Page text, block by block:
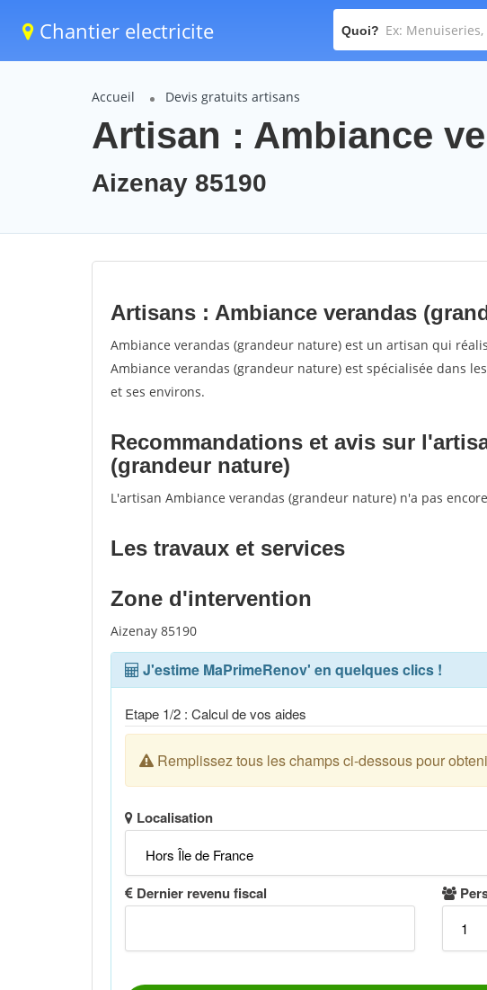
Chantier electricite Quoi?
Accueil Devis gratuits artisans
Artisan : Ambiance
Aizenay 85190
Artisans : Ambiance verandas
Ambiance verandas (grandeur nature) est un artisan qui
Ambiance verandas (grandeur nature) est spécialisée dans
et ses environs.
Recommandations et avis sur
(grandeur nature)
L'artisan Ambiance verandas (grandeur nature) n'a pas
Les travaux et services
Zone d'intervention
Aizenay 85190